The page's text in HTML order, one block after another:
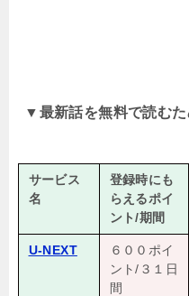
▼ 最新話を無料で読む
サービス
名
登録時にも
らえるポイ
ント/期間
U-NEXT
６００ポイ
ント/３１日
間